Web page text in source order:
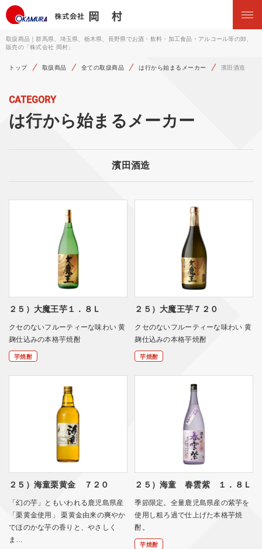
取扱商品｜群馬県、埼玉県、栃木県、長野県でお酒・飲料・加工食品・アルコール等の卸、
販売の「株式会社 岡村」
トップ 取扱商品 全ての取扱商品 は行から始まるメーカー 濱田酒造
CATEGORY
は行から始まるメーカー
濱田酒造
２５）大魔王芋１．８Ｌ
クセのないフルーティーな味わい 黄
麹仕込みの本格芋焼酎
芋焼酎
２５）大魔王芋７２０
クセのないフルーティーな味わい 黄
麹仕込みの本格芋焼酎
芋焼酎
２５）海童栗黄金 ７２０
「幻の芋」ともいわれる鹿児島県産
「栗黄金使用」 栗黄金由来の爽やか
でほのかな芋の香りと、やさしく
ま…
２５）海童 春雲紫 １．８Ｌ
季節限定。全量鹿児島県産の紫芋を
使用し粗ろ過で仕上げた本格芋焼
酎。
芋焼酎